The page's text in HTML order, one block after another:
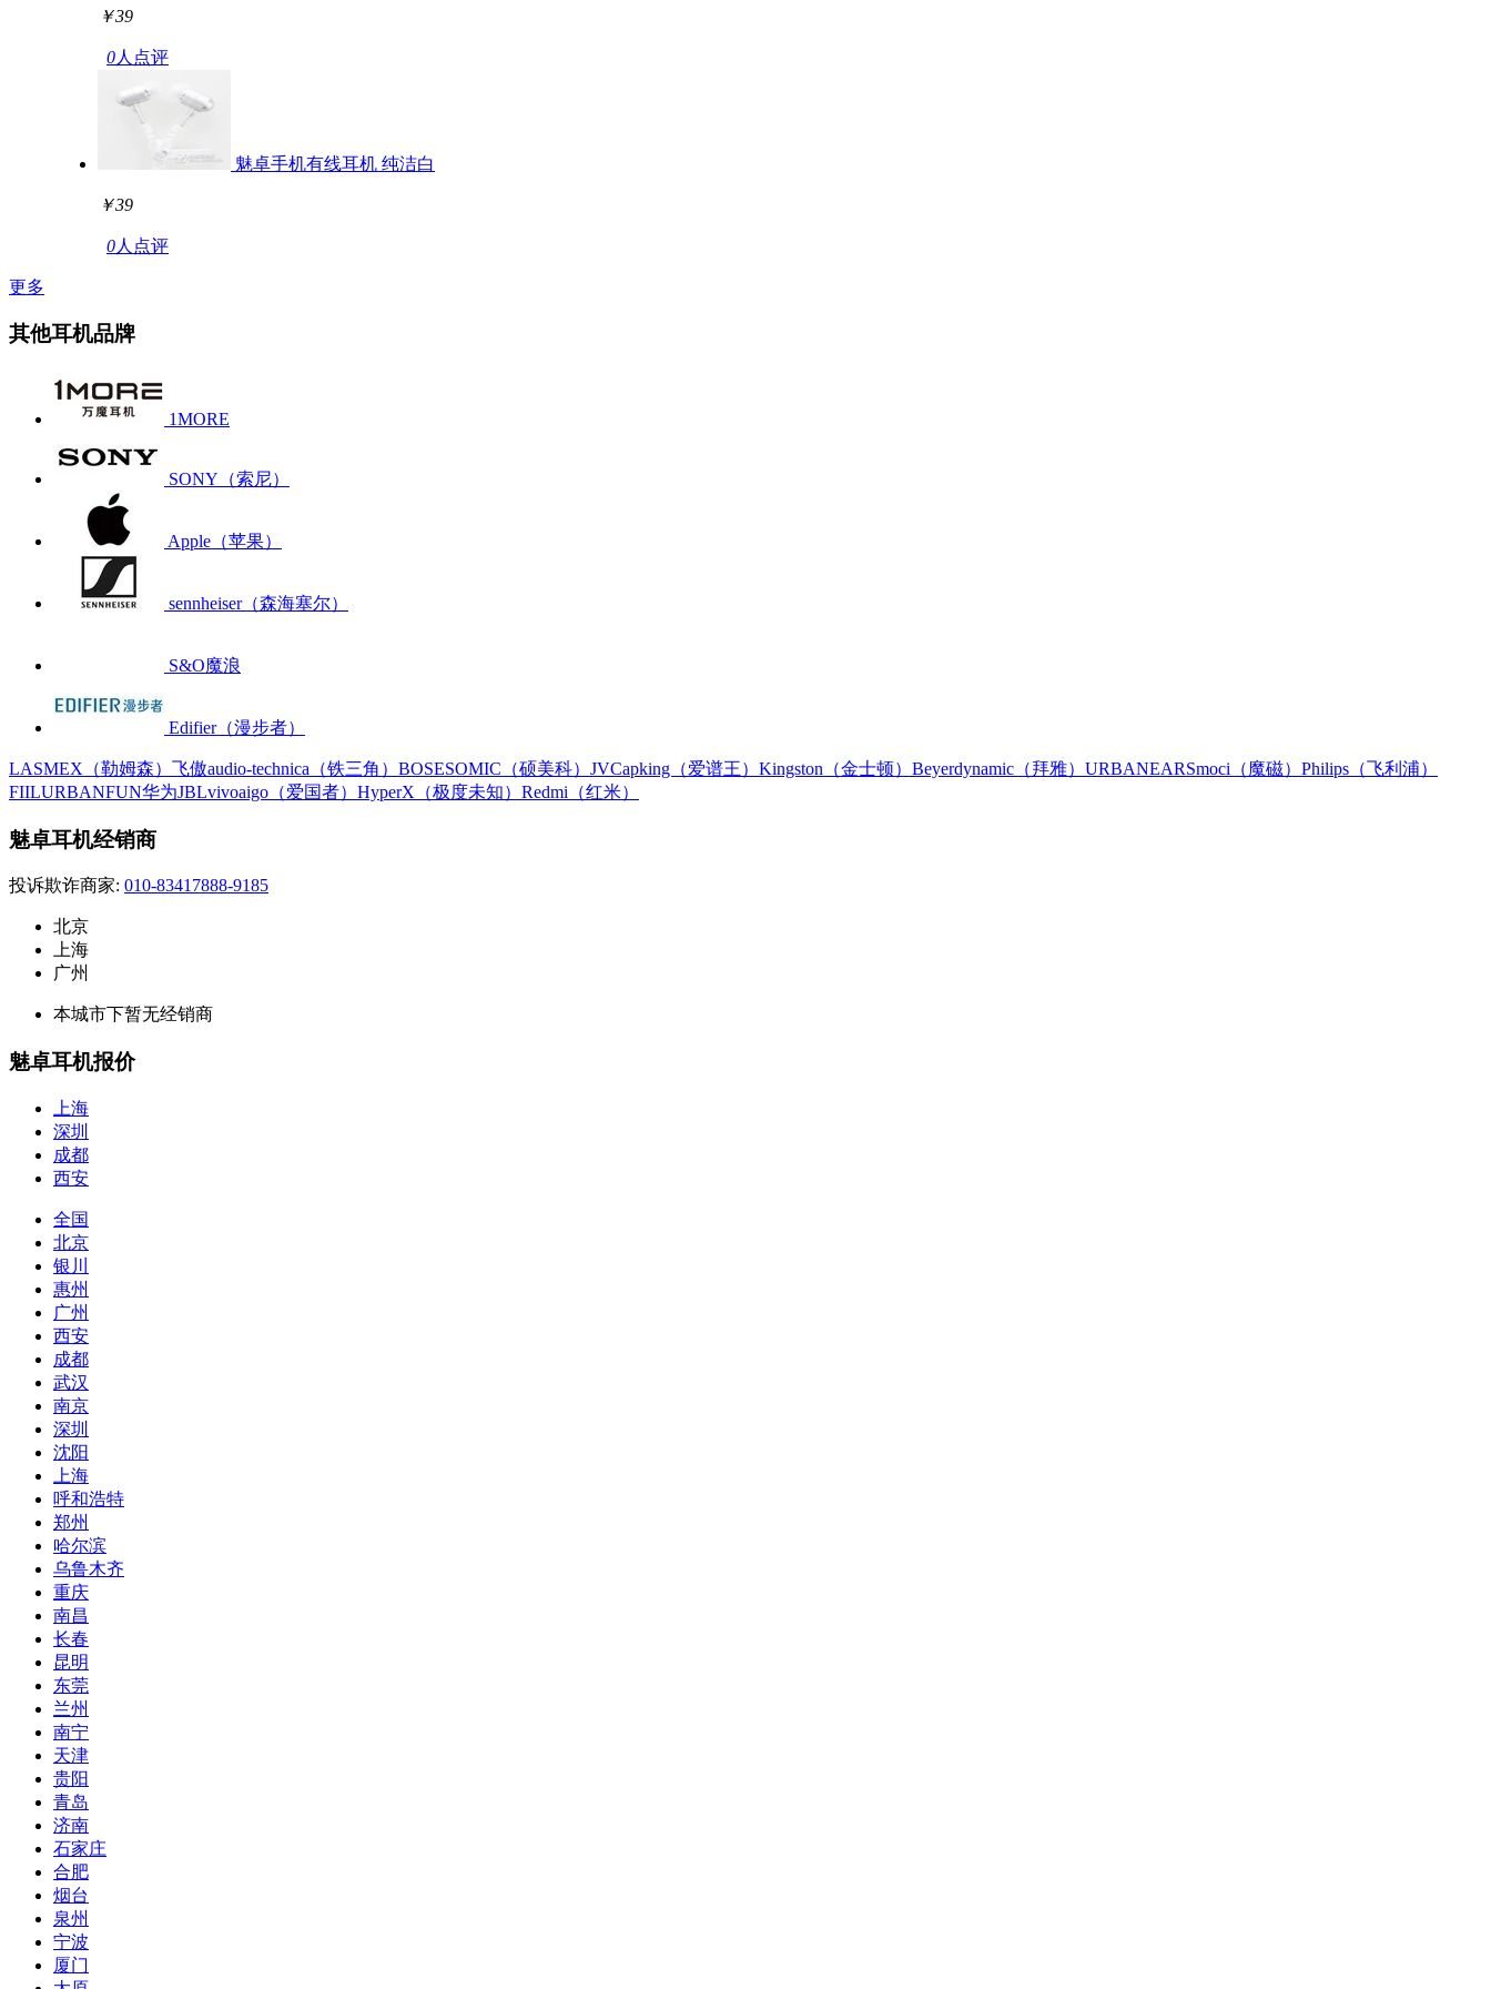
￥39
0人点评
魅卓手机有线耳机 纯洁白
￥39
0人点评
更多
其他耳机品牌
1MORE
SONY（索尼）
Apple（苹果）
sennheiser（森海塞尔）
S&O魔浪
Edifier（漫步者）
LASMEX（勒姆森） 飞傲audio-technica（铁三角） BOSESOMIC（硕美科） JVCapking（爱谱王） Kingston（金士顿） Beyerdynamic（拜雅） URBANEARSmoci（魔磁） Philips（飞利浦）
FIILURBANFUN华为JBLvivoaigo（爱国者） HyperX（极度未知） Redmi（红米）
魅卓耳机经销商
投诉欺诈商家: 010-83417888-9185
北京
上海
广州
本城市下暂无经销商
魅卓耳机报价
上海
深圳
成都
西安
全国
北京
银川
惠州
广州
西安
成都
武汉
南京
深圳
沈阳
上海
呼和浩特
郑州
哈尔滨
乌鲁木齐
重庆
南昌
长春
昆明
东莞
兰州
南宁
天津
贵阳
青岛
济南
石家庄
合肥
烟台
泉州
宁波
厦门